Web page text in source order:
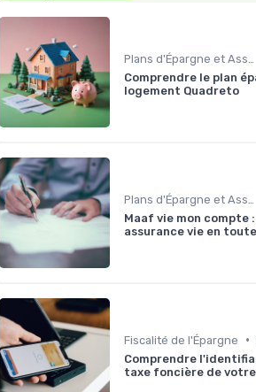
Comprendre le plan
logement Quadreto
Maaf vie mon compte
assurance vie en
Fiscalité de l'Épargne •
Comprendre
taxe foncière de